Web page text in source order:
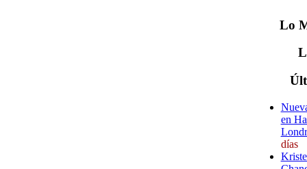
Lo
en
días